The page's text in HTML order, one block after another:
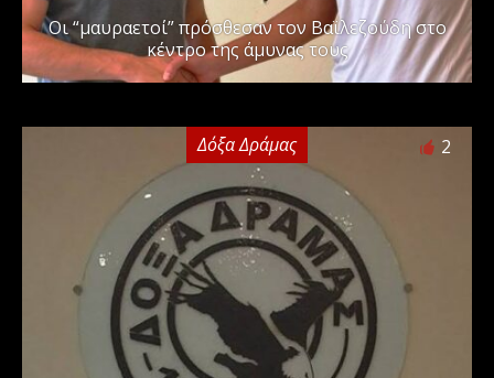
Οι “μαυραετοί” πρόσθεσαν τον Βαϊλεζούδη στο
κέντρο της άμυνας τους
Δόξα Δράμας 2